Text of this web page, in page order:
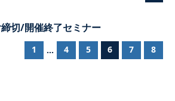
切/開催終了セミナー
1 ... 4 5 6 7 8